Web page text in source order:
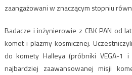
zaangażowani w znaczącym stopniu
Badacze i inżynierowie z CBK PAN od
komet i plazmy kosmicznej.
do komety Halleya (próbniki VEGA-1
najbardziej zaawansowanej misji